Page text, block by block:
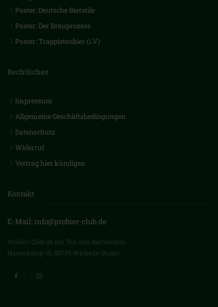
Poster: Deutsche Bierstile
Poster: Der Brauprozess
Poster: Trappistenbier (i.V.)
Rechtliches
Impressum
Allgemeine Geschäftsbedingungen
Datenschutz
Widerruf
Vertrag hier kündigen
Kontakt
E-Mail: info@probier-club.de
ProBier-Club ist ein Teil von Bierversum
Hasenkamp 10, 58739 Wickede (Ruhr)